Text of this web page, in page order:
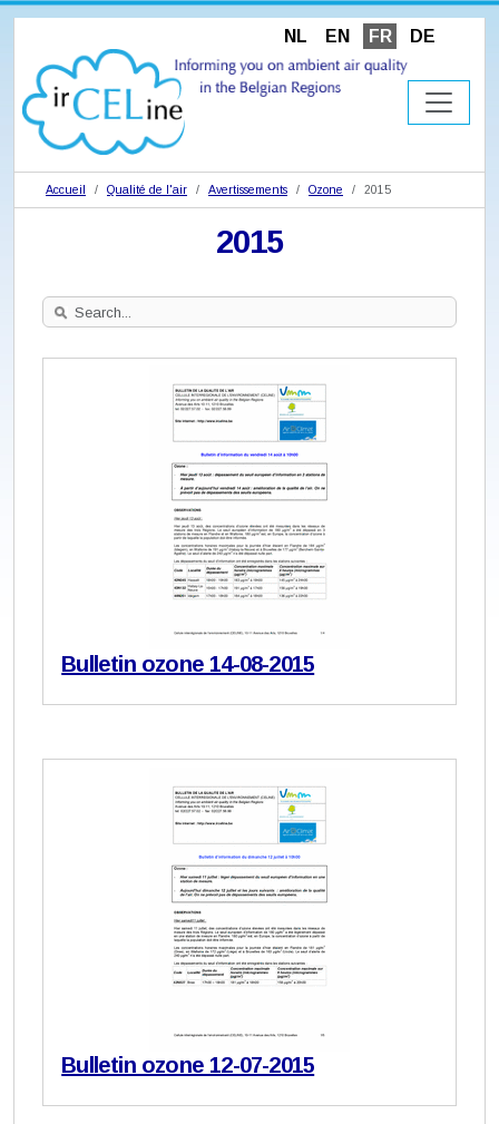
NL EN FR DE
Accueil Qualité de l'air Avertissements Ozone 2015
2015
Search
Site
Bulletin ozone 14-08-2015
Bulletin ozone 12-07-2015